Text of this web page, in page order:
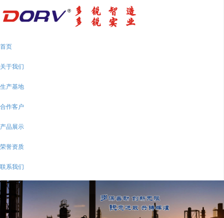
首页
关于我们
生产基地
合作客户
产品展示
荣誉资质
联系我们